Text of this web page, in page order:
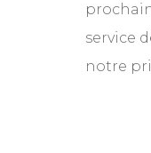
service
notre